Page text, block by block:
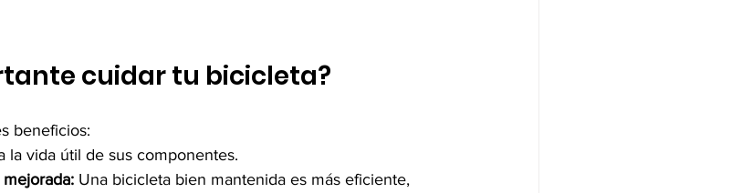
cuidar tu bicicleta?
beneficios:
la vida útil de sus componentes.
Una bicicleta bien mantenida es más eficiente,